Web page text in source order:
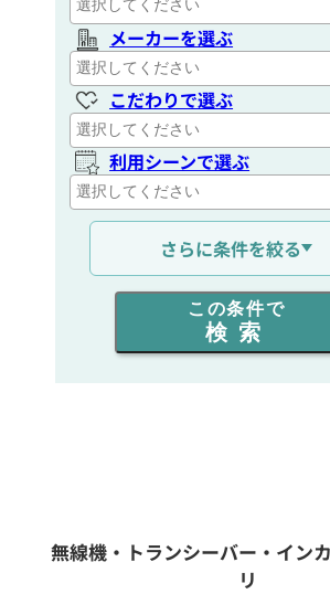
メーカーを選ぶ
こだわりで選ぶ
利用シーンで選ぶ
通信距離を選ぶ
出力を選ぶ
同時通話人数を選ぶ
さらに条件を絞る
この条件で
検索
無線機・トランシーバー・イン
リ